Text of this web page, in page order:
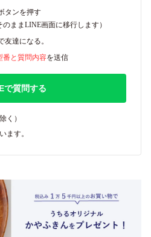
タンを押す
のままLINE画面に移行します）
達になる。
番と質問内容を送信
で質問する
く）
ます。